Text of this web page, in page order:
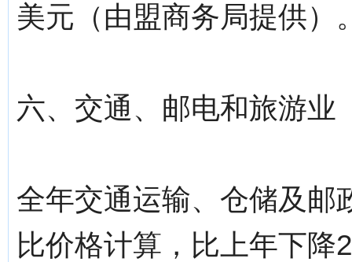
美元（由盟商务局提供）
六、交通、邮电和旅游业
全年交通运输、仓储及邮
比价格计算，比上年下降